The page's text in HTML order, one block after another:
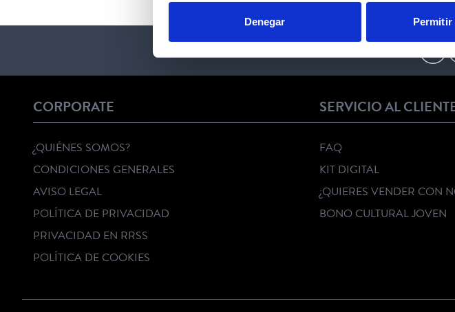
Denegar Permitir
CORPORATE
¿QUIÉNES SOMOS?
CONDICIONES GENERALES
AVISO LEGAL
POLÍTICA DE PRIVACIDAD
PRIVACIDAD EN RRSS
POLÍTICA DE COOKIES
SERVICIO AL
FAQ
KIT DIGITAL
¿QUIERES VENDER CON
BONO CULTURAL JOVEN